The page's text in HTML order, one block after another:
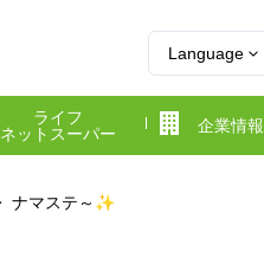
Language
ライフ
ネットスーパー
企業情報
ナマステ～✨